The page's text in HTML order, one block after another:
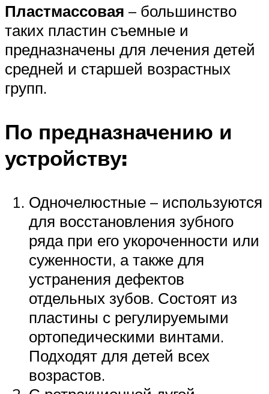
Пластмассовая – большинство
таких пластин съемные и
предназначены для лечения детей
средней и старшей возрастных
групп.
По предназначению и
устройству:
Одночелюстные – используются
для восстановления зубного
ряда при его укороченности или
суженности, а также для
устранения дефектов
отдельных зубов. Состоят из
пластины с регулируемыми
ортопедическими винтами.
Подходят для детей всех
возрастов.